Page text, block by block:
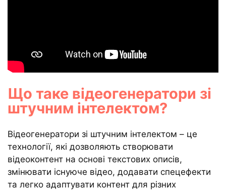
Що таке відеогенератори зі
штучним інтелектом?
Відеогенератори зі штучним інтелектом – це
технології, які дозволяють створювати
відеоконтент на основі текстових описів,
змінювати існуюче відео, додавати спецефекти
та легко адаптувати контент для різних